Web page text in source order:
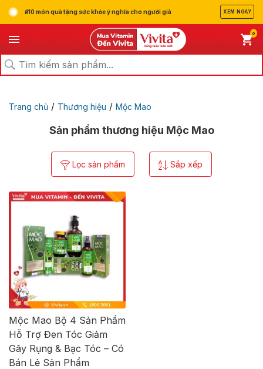
#10 món quà tặng sức khỏe ý nghĩa cho người già XEM NGAY
0
Trang chủ / Thương hiệu / Mộc Mao
Sản phẩm thương hiệu Mộc Mao
Lọc sản phẩm Sắp xếp
Mộc Mao Bộ 4 Sản Phẩm
Hỗ Trợ Đen Tóc Giảm
Gãy Rụng & Bạc Tóc – Có
Bán Lẻ Sản Phẩm